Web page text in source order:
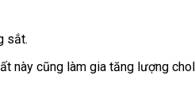
sắt.
này cũng làm gia tăng lượng